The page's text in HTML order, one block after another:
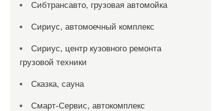
Сибтрансавто, грузовая автомойка
Сириус, автомоечный комплекс
Сириус, центр кузовного ремонта
грузовой техники
Сказка, сауна
Смарт-Сервис, автокомплекс